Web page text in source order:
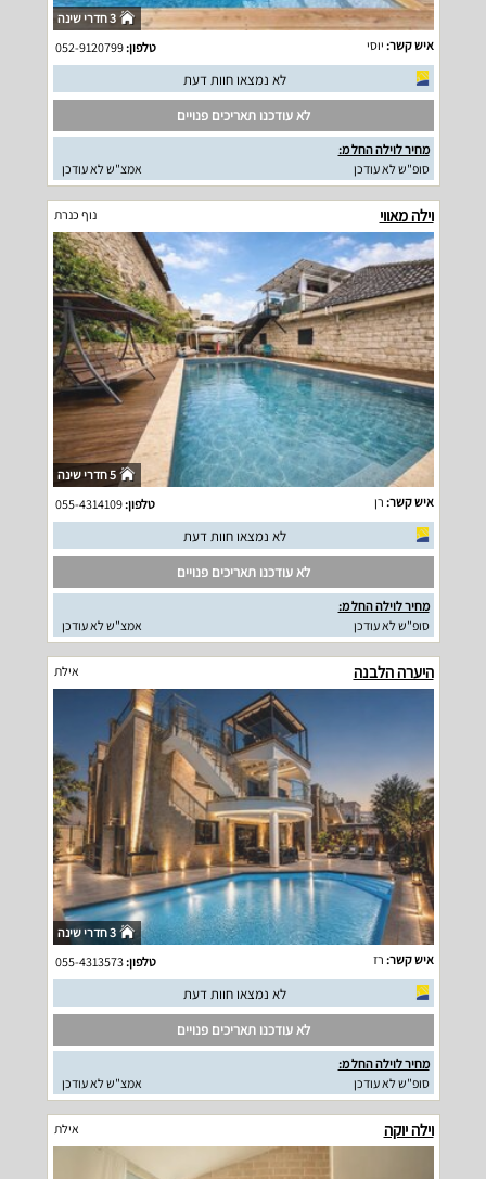
3 חדרי שינה
איש קשר: יוסי טלפון:052-9120799
לא נמצאו חוות דעת
לא עודכנו תאריכים פנויים
מחיר לוילה החל מ:
סופ"ש לא עודכן
אמצ"ש לא עודכן
וילה מאווי נוף כנרת
5 חדרי שינה
איש קשר: רן טלפון:055-4314109
לא נמצאו חוות דעת
לא עודכנו תאריכים פנויים
מחיר לוילה החל מ:
סופ"ש לא עודכן
אמצ"ש לא עודכן
היערה הלבנה אילת
3 חדרי שינה
איש קשר: רז טלפון:055-4313573
לא נמצאו חוות דעת
לא עודכנו תאריכים פנויים
מחיר לוילה החל מ:
סופ"ש לא עודכן
אמצ"ש לא עודכן
וילה יוקה אילת